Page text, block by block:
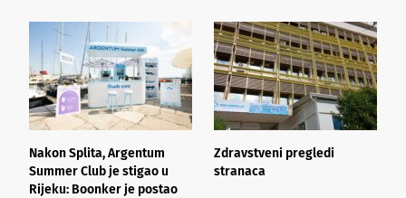
Nakon Splita, Argentum
Summer Club je stigao u
Rijeku: Boonker je postao
Zdravstveni pregledi
stranaca